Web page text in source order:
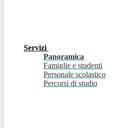
Servizi
Panoramica
Famiglie e studenti
Personale scolastico
Percorsi di studio